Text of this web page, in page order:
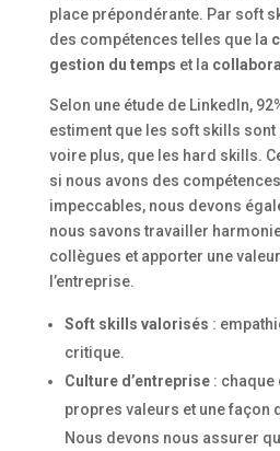
place prépondérante. Par soft
des compétences telles que la
gestion du temps et la
Selon une étude de LinkedIn,
estiment que les soft skills
voire plus, que les hard skills.
si nous avons des
impeccables, nous devons
nous savons travailler
collègues et apporter une
l’entreprise.
Soft skills valorisés :
critique.
Culture d’entreprise: chaque
propres valeurs et une façon
Nous devons nous assurer